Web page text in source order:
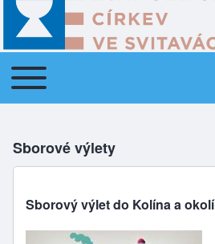
Main navigation
Toggle main menu
Sborové výlety
Sborový výlet do Kolína a okolí